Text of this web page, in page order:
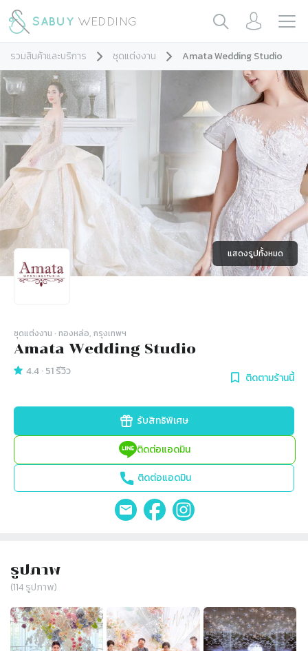
รวมสินค้าและบริการ ชุดแต่งงาน Amata Wedding Studio
แสดงรูปทั้งหมด
ชุดแต่งงาน · ทองหล่อ, กรุงเทพฯ
Amata Wedding Studio
4.4·51รีวิว ติดตามร้านนี้
รับสิทธิพิเศษ
ติดต่อแอดมิน
ติดต่อแอดมิน
รูปภาพ
(114รูปภาพ)